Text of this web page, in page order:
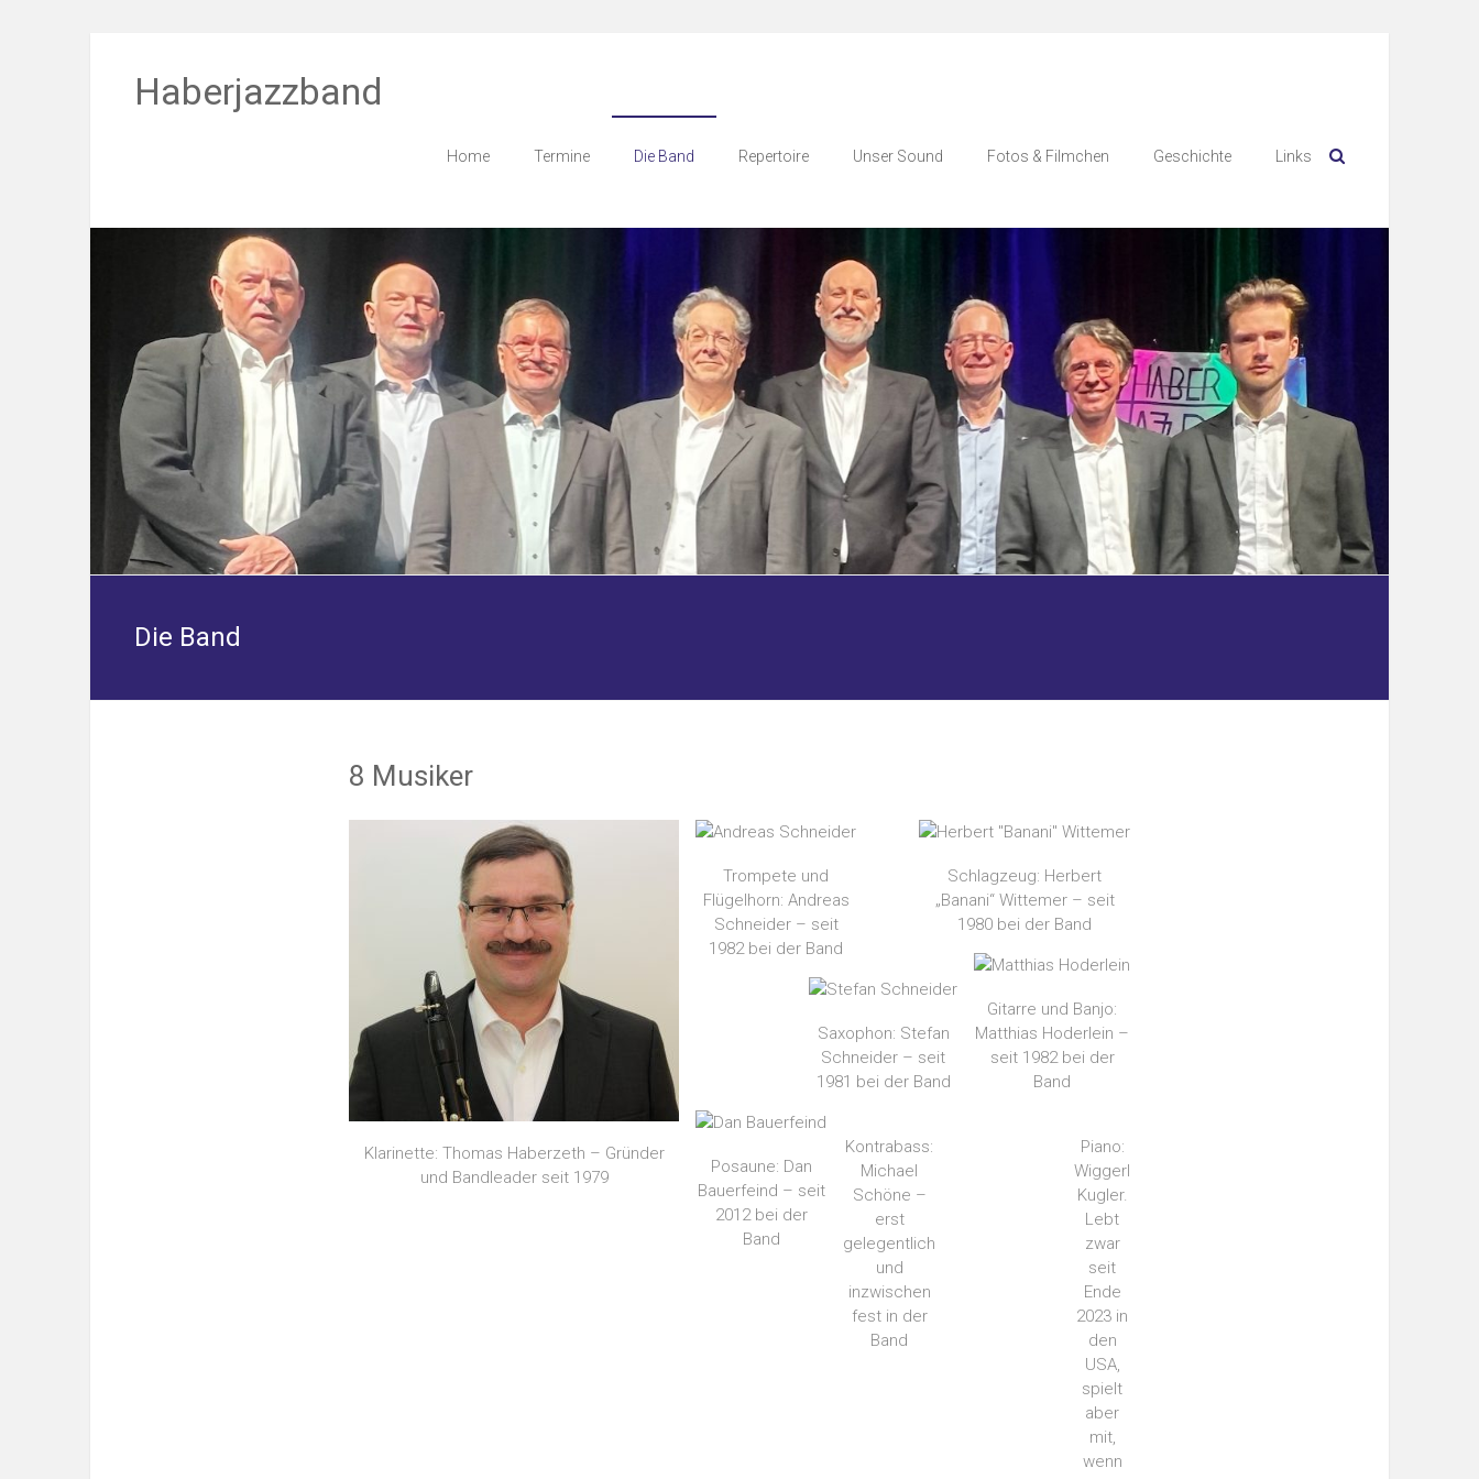
Haberjazzband
Home Termine Die Band Repertoire Unser Sound Fotos & Filmchen Geschichte Links
Die Band
8 Musiker
Klarinette: Thomas Haberzeth – Gründer
und Bandleader seit 1979
Schlagzeug: Herbert
„Banani“ Wittemer – seit
1980 bei der Band
Trompete und
Flügelhorn: Andreas
Schneider – seit
1982 bei der Band
Gitarre und Banjo:
Matthias Hoderlein –
seit 1982 bei der
Band
Saxophon: Stefan
Schneider – seit
1981 bei der Band
Posaune: Dan
Bauerfeind – seit
2012 bei der
Band
Piano:
Wiggerl
Kugler.
Lebt
zwar
seit
Ende
2023 in
den
USA,
spielt
aber
mit,
wenn
Kontrabass:
Michael
Schöne –
erst
gelegentlich
und
inzwischen
fest in der
Band